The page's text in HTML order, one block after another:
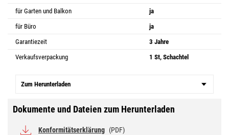
für Garten und Balkon
ja
für Büro
ja
Garantiezeit
3 Jahre
Verkaufsverpackung
1 St, Schachtel
Zum Herunterladen
Dokumente und Dateien zum Herunterladen
Konformitätserklärung (PDF)